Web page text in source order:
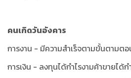
คนเกิดวันอังคาร
การงาน - มีความสำเร็จตามขั้นตามต
การเงิน - ลงทุนได้กำไรงามค้าขายได้